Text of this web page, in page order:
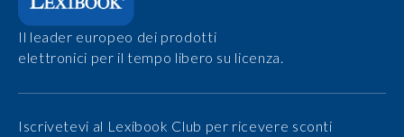
Il leader europeo dei prodotti
elettronici per il tempo libero su licenza.
Iscrivetevi al Lexibook Club per ricevere sconti